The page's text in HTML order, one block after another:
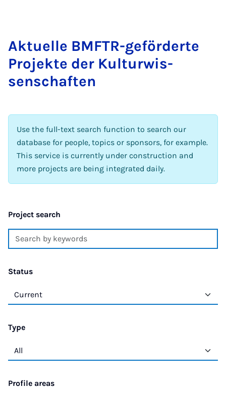
Ak­tuelle BMFTR-ge­förderte
Pro­jekte der Kul­tur­wis­
senschaften
Use the full-text search function to search our
database for people, topics or sponsors, for example.
This service is currently under construction and
more projects are being integrated daily.
Project search
Status
Type
Profile areas